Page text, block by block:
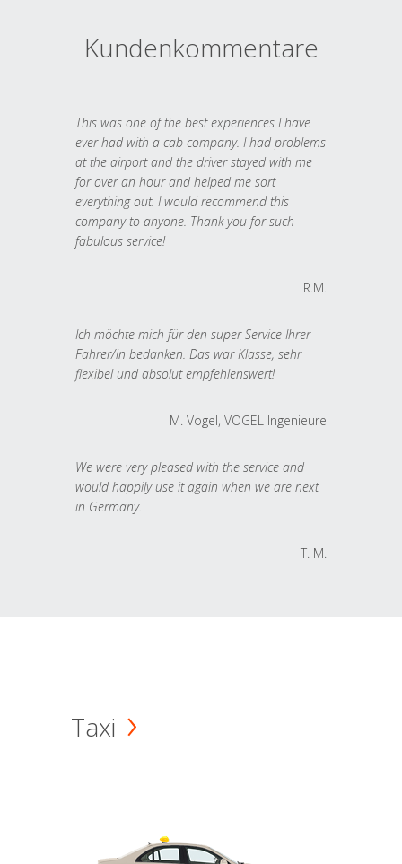
Kundenkommentare
This was one of the best experiences I have
ever had with a cab company. I had problems
at the airport and the driver stayed with me
for over an hour and helped me sort
everything out. I would recommend this
company to anyone. Thank you for such
fabulous service!
R.M.
Ich möchte mich für den super Service Ihrer
Fahrer/in bedanken. Das war Klasse, sehr
flexibel und absolut empfehlenswert!
M. Vogel, VOGEL Ingenieure
We were very pleased with the service and
would happily use it again when we are next
in Germany.
T. M.
Taxi